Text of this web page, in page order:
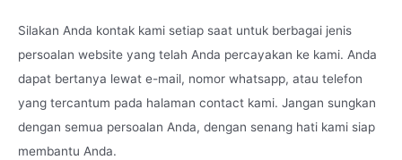
Silakan Anda kontak kami setiap saat untuk berbagai jenis
persoalan website yang telah Anda percayakan ke kami. Anda
dapat bertanya lewat e-mail, nomor whatsapp, atau telefon
yang tercantum pada halaman contact kami. Jangan sungkan
dengan semua persoalan Anda, dengan senang hati kami siap
membantu Anda.